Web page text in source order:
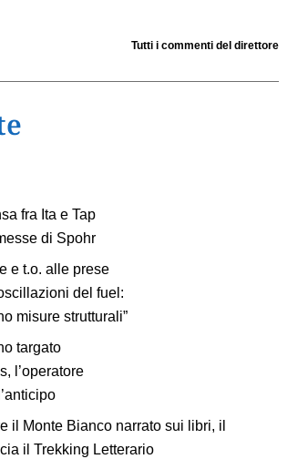
Tutti i commenti del direttore
fra Ita e Tap
di Spohr
e t.o. alle prese
del fuel:
misure strutturali”
targato
l’operatore
il Monte Bianco narrato sui libri, il
il Trekking Letterario